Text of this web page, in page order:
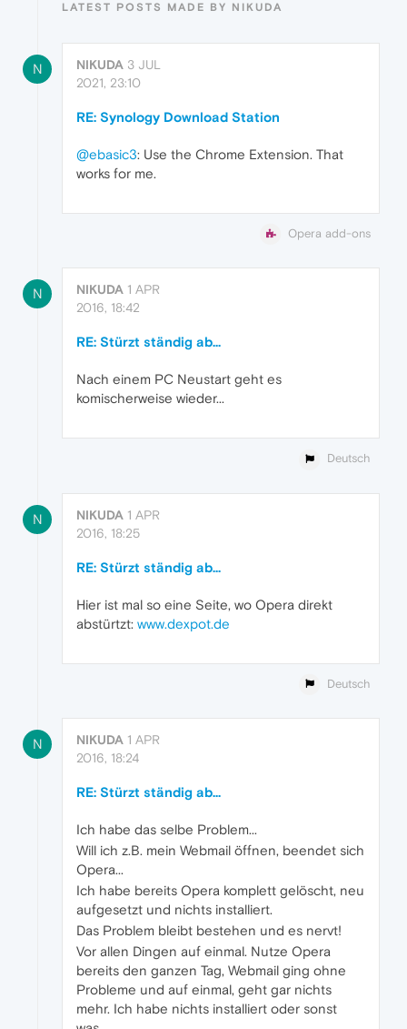
LATEST POSTS MADE BY NIKUDA
N NIKUDA 3 JUL
2021, 23:10
RE: Synology Download Station
@ebasic3: Use the Chrome Extension. That
works for me.
Opera add-ons
N NIKUDA 1 APR
2016, 18:42
RE: Stürzt ständig ab...
Nach einem PC Neustart geht es
komischerweise wieder...
Deutsch
N NIKUDA 1 APR
2016, 18:25
RE: Stürzt ständig ab...
Hier ist mal so eine Seite, wo Opera direkt
abstürtzt: www.dexpot.de
Deutsch
N NIKUDA 1 APR
2016, 18:24
RE: Stürzt ständig ab...
Ich habe das selbe Problem...
Will ich z.B. mein Webmail öffnen, beendet sich
Opera...
Ich habe bereits Opera komplett gelöscht, neu
aufgesetzt und nichts installiert.
Das Problem bleibt bestehen und es nervt!
Vor allen Dingen auf einmal. Nutze Opera
bereits den ganzen Tag, Webmail ging ohne
Probleme und auf einmal, geht gar nichts
mehr. Ich habe nichts installiert oder sonst